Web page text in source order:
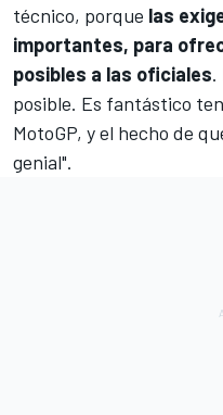
técnico, porque las
importantes, para
posibles a las oficiales.
posible. Es fantástico
MotoGP, y el hecho de
genial".